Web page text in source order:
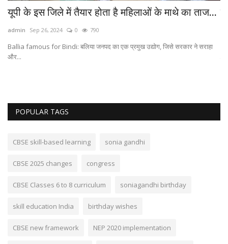
यूपी के इस जिले में तैयार होता है महिलाओं के माथे का ताज...
admin Sep 26, 2024 0 790
Ballia famous for Bindi: बलिया जनपद का एक प्रमुख उद्योग, जिसे सरकार ने सराहा
और...
POPULAR TAGS
CBSE skill-based learning sonia gandhi
CBSE 2025 changes congress
CBSE Classes 6 to 8 curriculum soniagandhi birthday
skill education India birthday wishes
CBSE new framework NEP 2020 implementation